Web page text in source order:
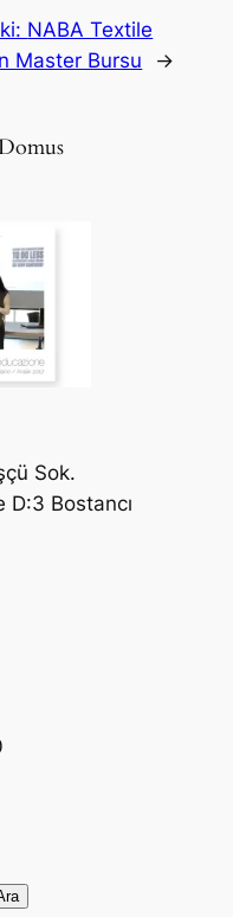
NABA Textile
Master Bursu
→
Sok.
Bostancı